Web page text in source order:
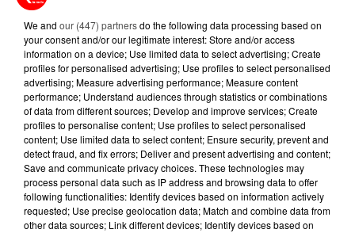
A LIRE AUSSI...
7 août 2026
PETIT-DÉJEUNER : EST-IL
VRAIMENT OBLIGATOIRE DE
We and our (447) partnersdo the following data processing based on
your consent and/or our legitimate interest: Store and/or access
information on a device; Use limited data to select advertising; Create
profiles for personalised advertising; Use profiles to select personalised
advertising; Measure advertising performance; Measure content
performance; Understand audiences through statistics or combinations
of data from different sources; Develop and improve services; Create
profiles to personalise content; Use profiles to select personalised
content; Use limited data to select content; Ensure security, prevent and
detect fraud, and fix errors; Deliver and present advertising and content;
Save and communicate privacy choices. These technologies may
process personal data such as IP address and browsing data to offer
following functionalities: Identify devices based on information actively
requested; Use precise geolocation data; Match and combine data from
other data sources; Link different devices; Identify devices based on